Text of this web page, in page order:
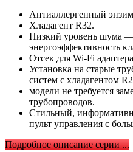
Антиаллергенный
Хладагент R32.
Низкий уровень шума
энергоэффективность
Отсек для Wi-Fi
Установка на старые
систем с хладагентом
модели не требуется
трубопроводов.
Стильный,
пульт управления с
Подробное описание серии ...